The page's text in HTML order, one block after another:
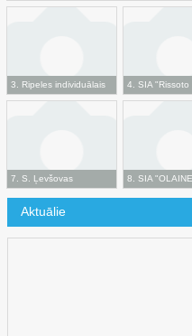
3
Ripeles individuālais
uzņēmums
4 SIA "Rissoto
7
S. Ļevšovas
individuālais uzņēmums
"S.L."
8 SIA
Aktuālie